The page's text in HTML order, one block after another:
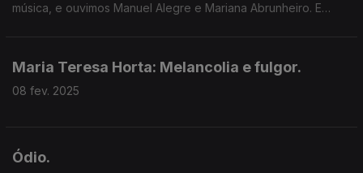
música, e ouvimos Manuel Alegre e Mariana Abrunheiro. E
Maria Teresa Horta: Melancolia e fulgor.
08 fev. 2025
Ódio.